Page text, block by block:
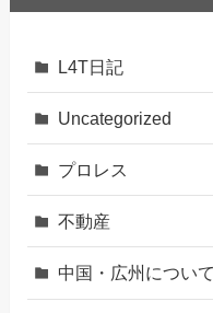
L4T日記
Uncategorized
プロレス
不動産
中国・広州について